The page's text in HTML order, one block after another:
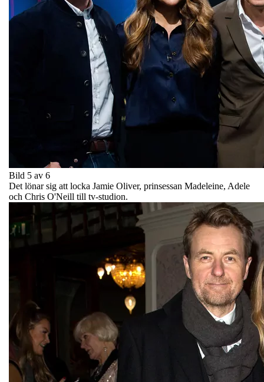
Bild 5 av 6
Det lönar sig att locka Jamie Oliver, prinsessan Madeleine, Adele
och Chris O'Neill till tv-studion.